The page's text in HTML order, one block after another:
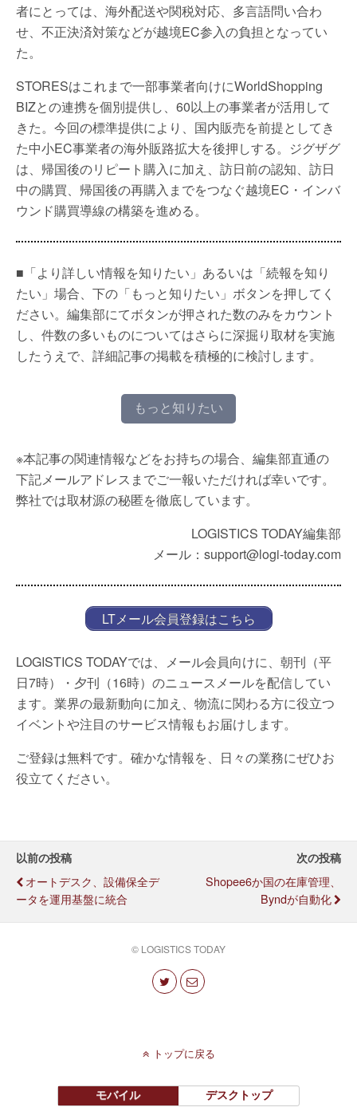
者にとっては、海外配送や関税対応、多言語問い合わ
せ、不正決済対策などが越境EC参入の負担となってい
た。
STORESはこれまで一部事業者向けにWorldShopping
BIZとの連携を個別提供し、60以上の事業者が活用して
きた。今回の標準提供により、国内販売を前提としてき
た中小EC事業者の海外販路拡大を後押しする。ジグザグ
は、帰国後のリピート購入に加え、訪日前の認知、訪日
中の購買、帰国後の再購入までをつなぐ越境EC・インバ
ウンド購買導線の構築を進める。
■「より詳しい情報を知りたい」あるいは「続報を知り
たい」場合、下の「もっと知りたい」ボタンを押してく
ださい。編集部にてボタンが押された数のみをカウント
し、件数の多いものについてはさらに深掘り取材を実施
したうえで、詳細記事の掲載を積極的に検討します。
もっと知りたい
※本記事の関連情報などをお持ちの場合、編集部直通の
下記メールアドレスまでご一報いただければ幸いです。
弊社では取材源の秘匿を徹底しています。
LOGISTICS TODAY編集部
メール：support@logi-today.com
LTメール会員登録はこちら
LOGISTICS TODAYでは、メール会員向けに、朝刊（平
日7時）・夕刊（16時）のニュースメールを配信してい
ます。業界の最新動向に加え、物流に関わる方に役立つ
イベントや注目のサービス情報もお届けします。
ご登録は無料です。確かな情報を、日々の業務にぜひお
役立てください。
以前の投稿
オートデスク、設備保全デ
ータを運用基盤に統合
次の投稿
Shopee6か国の在庫管理、
Byndが自動化
© LOGISTICS TODAY
トップに戻る
モバイル デスクトップ